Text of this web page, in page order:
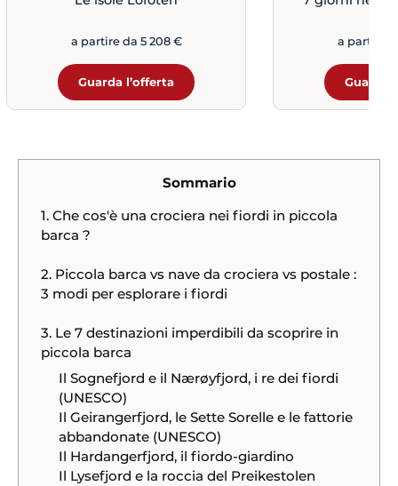
a partire da 5 208 €
Guarda l’offerta
a partire
Guarda
Sommario
1. Che cos'è una crociera nei fiordi in piccola
barca ?
2. Piccola barca vs nave da crociera vs postale :
3 modi per esplorare i fiordi
3. Le 7 destinazioni imperdibili da scoprire in
piccola barca
Il Sognefjord e il Nærøyfjord, i re dei fiordi
(UNESCO)
Il Geirangerfjord, le Sette Sorelle e le fattorie
abbandonate (UNESCO)
Il Hardangerfjord, il fiordo-giardino
Il Lysefjord e la roccia del Preikestolen